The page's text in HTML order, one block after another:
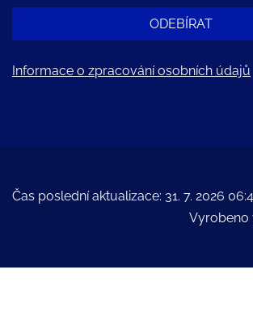
ODEBÍRAT
Informace o zpracování osobních údajů
Čas poslední aktualizace: 31. 7. 2026
Vyrobeno